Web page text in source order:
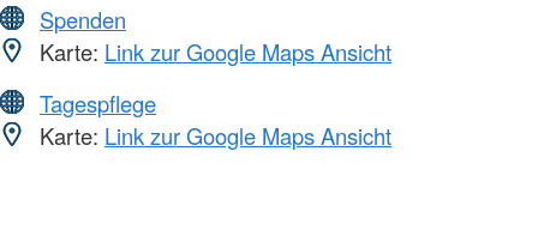
Spenden
Karte: Link zur Google Maps Ansicht
Tagespflege
Karte: Link zur Google Maps Ansicht